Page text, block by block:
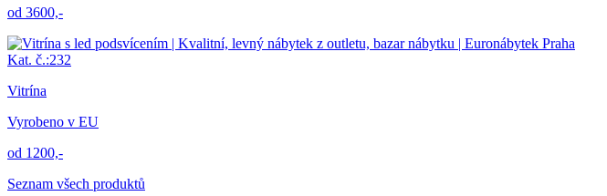
od 3600,-
Kat. č.:232
Vitrína
Vyrobeno v EU
od 1200,-
Seznam všech produktů